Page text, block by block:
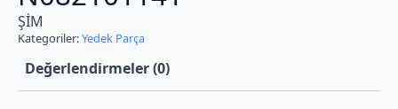
ŞİM
Kategoriler:Yedek Parça
Değerlendirmeler (0)